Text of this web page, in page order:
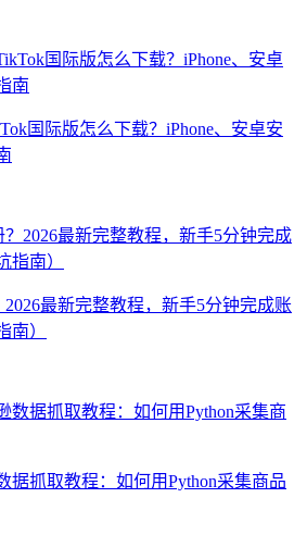
国际版怎么下载？iPhone、安卓安
2026最新完整教程，新手5分钟完成账
南）
据抓取教程：如何用Python采集商品